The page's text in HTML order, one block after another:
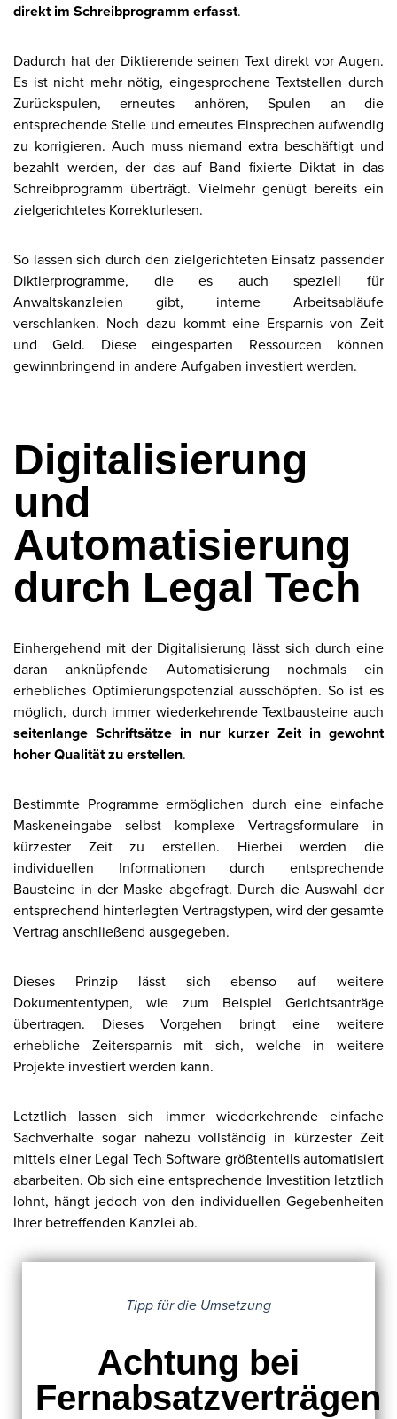
direkt im Schreibprogramm erfasst.
Dadurch hat der Diktierende seinen Text direkt vor Augen.
Es ist nicht mehr nötig, eingesprochene Textstellen durch
Zurückspulen, erneutes anhören, Spulen an die
entsprechende Stelle und erneutes Einsprechen aufwendig
zu korrigieren. Auch muss niemand extra beschäftigt und
bezahlt werden, der das auf Band fixierte Diktat in das
Schreibprogramm überträgt. Vielmehr genügt bereits ein
zielgerichtetes Korrekturlesen.
So lassen sich durch den zielgerichteten Einsatz passender
Diktierprogramme, die es auch speziell für
Anwaltskanzleien gibt, interne Arbeitsabläufe
verschlanken. Noch dazu kommt eine Ersparnis von Zeit
und Geld. Diese eingesparten Ressourcen können
gewinnbringend in andere Aufgaben investiert werden.
Digitalisierung
und
Automatisierung
durch Legal Tech
Einhergehend mit der Digitalisierung lässt sich durch eine
daran anknüpfende Automatisierung nochmals ein
erhebliches Optimierungspotenzial ausschöpfen. So ist es
möglich, durch immer wiederkehrende Textbausteine auch
seitenlange Schriftsätze in nur kurzer Zeit in gewohnt
hoher Qualität zu erstellen.
Bestimmte Programme ermöglichen durch eine einfache
Maskeneingabe selbst komplexe Vertragsformulare in
kürzester Zeit zu erstellen. Hierbei werden die
individuellen Informationen durch entsprechende
Bausteine in der Maske abgefragt. Durch die Auswahl der
entsprechend hinterlegten Vertragstypen, wird der gesamte
Vertrag anschließend ausgegeben.
Dieses Prinzip lässt sich ebenso auf weitere
Dokumententypen, wie zum Beispiel Gerichtsanträge
übertragen. Dieses Vorgehen bringt eine weitere
erhebliche Zeitersparnis mit sich, welche in weitere
Projekte investiert werden kann.
Letztlich lassen sich immer wiederkehrende einfache
Sachverhalte sogar nahezu vollständig in kürzester Zeit
mittels einer Legal Tech Software größtenteils automatisiert
abarbeiten. Ob sich eine entsprechende Investition letztlich
lohnt, hängt jedoch von den individuellen Gegebenheiten
Ihrer betreffenden Kanzlei ab.
Tipp für die Umsetzung
Achtung bei
Fernabsatzverträgen